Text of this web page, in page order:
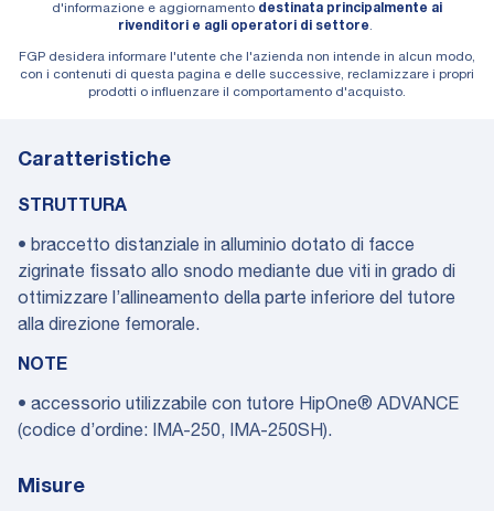
d'informazione e aggiornamento destinata principalmente ai
rivenditori e agli operatori di settore.
FGP desidera informare l'utente che l'azienda non intende in alcun modo,
con i contenuti di questa pagina e delle successive, reclamizzare i propri
prodotti o influenzare il comportamento d'acquisto.
Caratteristiche
STRUTTURA
• braccetto distanziale in alluminio dotato di facce
zigrinate fissato allo snodo mediante due viti in grado di
ottimizzare l’allineamento della parte inferiore del tutore
alla direzione femorale.
NOTE
• accessorio utilizzabile con tutore HipOne® ADVANCE
(codice d’ordine: IMA-250, IMA-250SH).
Misure